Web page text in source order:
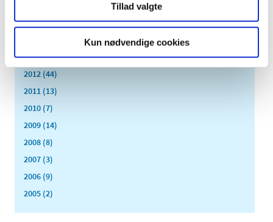
Tillad valgte
Kun nødvendige cookies
marts (10)
januar (2)
2012 (44)
2011 (13)
2010 (7)
2009 (14)
2008 (8)
2007 (3)
2006 (9)
2005 (2)